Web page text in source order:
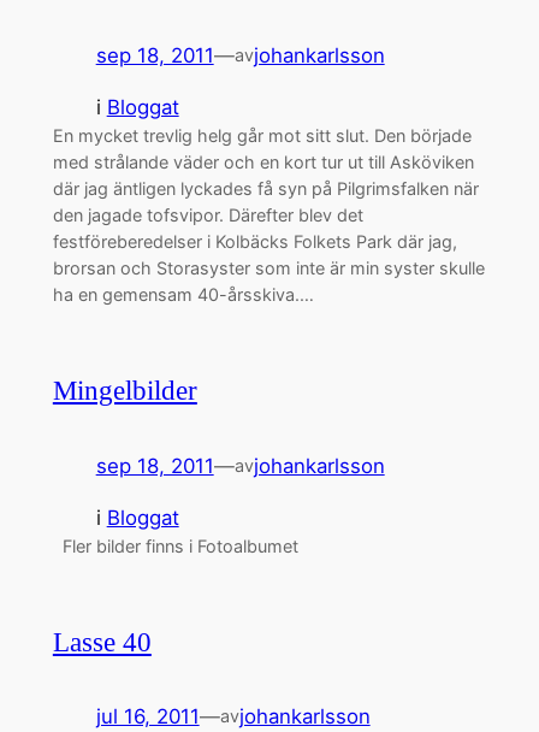
sep 18, 2011—avjohankarlsson
i Bloggat
En mycket trevlig helg går mot sitt slut. Den började
med strålande väder och en kort tur ut till Asköviken
där jag äntligen lyckades få syn på Pilgrimsfalken när
den jagade tofsvipor. Därefter blev det
festföreberedelser i Kolbäcks Folkets Park där jag,
brorsan och Storasyster som inte är min syster skulle
ha en gemensam 40-årsskiva.…
Mingelbilder
sep 18, 2011—avjohankarlsson
i Bloggat
Fler bilder finns i Fotoalbumet
Lasse 40
jul 16, 2011—avjohankarlsson